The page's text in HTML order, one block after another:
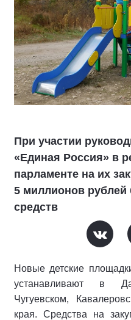
При участии
«Единая Россия» в
парламенте на их
5 миллионов рублей
средств
Новые детские
устанавливают в
Чугуевском,
края. Средства на